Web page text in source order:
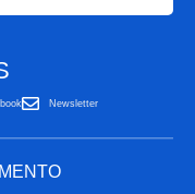
Newsletter